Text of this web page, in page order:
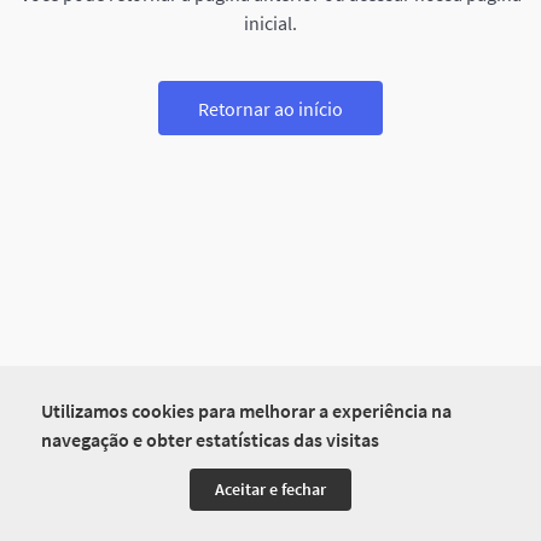
Utilizamos cookies para melhorar a experiência na
navegação e obter estatísticas das visitas
Aceitar e fechar
inicial.
Retornar ao início